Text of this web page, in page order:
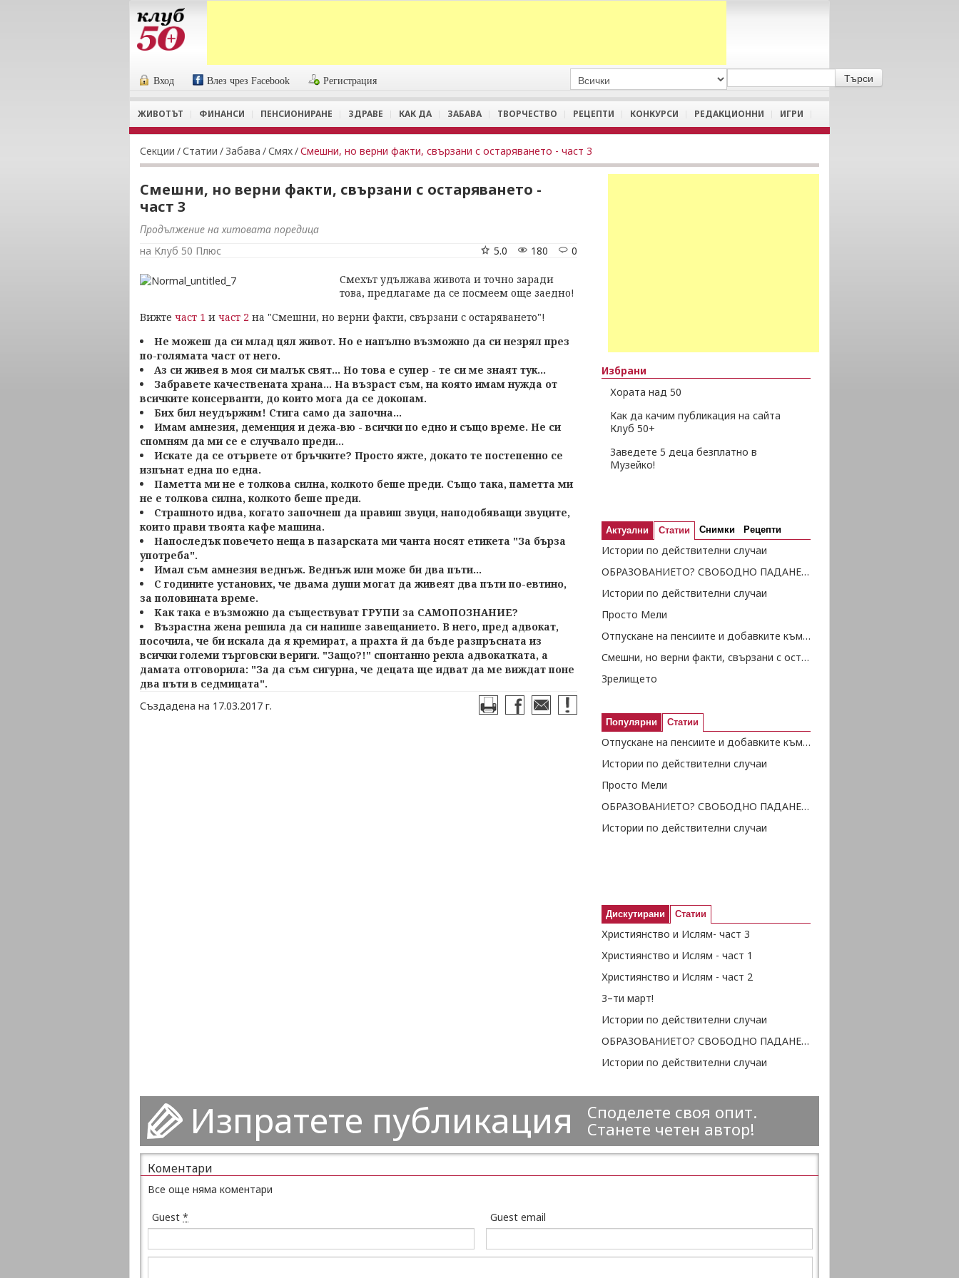
Вход Влез чрез Facebook Регистрация
ЖИВОТЪТ ФИНАНСИ ПЕНСИОНИРАНЕ ЗДРАВЕ КАК ДА ЗАБАВА ТВОРЧЕСТВО РЕЦЕПТИ КОНКУРСИ РЕДАКЦИОННИ ИГРИ
Секции /Статии / Забава /Смях/Смешни, но верни факти, свързани с остаряването - част 3
Смешни, но верни факти, свързани с остаряването -
част 3
Продължение на хитовата поредица
на Клуб 50 Плюс
0
180
5.0
Смехът удължава живота и точно заради
това, предлагаме да се посмеем още заедно!
Вижте част 1 и част 2 на "Смешни, но верни факти, свързани с остаряването"!
Не можеш да си млад цял живот. Но е напълно възможно да си незрял през
по-голямата част от него.
Аз си живея в моя си малък свят... Но това е супер - те си ме знаят тук...
Забравете качествената храна... На възраст съм, на която имам нужда от
всичките консерванти, до които мога да се докопам.
Бих бил неудържим! Стига само да започна...
Имам амнезия, деменция и дежа-вю - всички по едно и също време. Не си
спомням да ми се е случвало преди...
Искате да се отървете от бръчките? Просто яжте, докато те постепенно се
изпънат една по една.
Паметта ми не е толкова силна, колкото беше преди. Също така, паметта ми
не е толкова силна, колкото беше преди.
Страшното идва, когато започнеш да правиш звуци, наподобяващи звуците,
които прави твоята кафе машина.
Напоследък повечето неща в пазарската ми чанта носят етикета "За бърза
употреба".
Имал съм амнезия веднъж. Веднъж или може би два пъти...
С годините установих, че двама души могат да живеят два пъти по-евтино,
за половината време.
Как така е възможно да съществуват ГРУПИ за САМОПОЗНАНИЕ?
Възрастна жена решила да си напише завещанието. В него, пред адвокат,
посочила, че би искала да я кремират, а прахта й да бъде разпръсната из
всички големи търговски вериги. "Защо?!" спонтанно рекла адвокатката, а
дамата отговорила: "За да съм сигурна, че децата ще идват да ме виждат поне
два пъти в седмицата".
Създадена на 17.03.2017 г.
Избрани
Хората над 50
Как да качим публикация на сайта
Клуб 50+
Заведете 5 деца безплатно в
Музейко!
Актуални Статии Снимки Рецепти
Истории по действителни случаи
ОБРАЗОВАНИЕТО? СВОБОДНО ПАДАНЕ В ПРОПАСТТА...
Истории по действителни случаи
Просто Мели
Отпускане на пенсиите и добавките към тях
Смешни, но верни факти, свързани с остаряването - част 3
Зрелището
Популярни Статии
Отпускане на пенсиите и добавките към тях
Истории по действителни случаи
Просто Мели
ОБРАЗОВАНИЕТО? СВОБОДНО ПАДАНЕ В ПРОПАСТТА...
Истории по действителни случаи
Дискутирани Статии
Християнство и Ислям- част 3
Християнство и Ислям - част 1
Християнство и Ислям - част 2
3–ти март!
Истории по действителни случаи
ОБРАЗОВАНИЕТО? СВОБОДНО ПАДАНЕ В ПРОПАСТТА...
Истории по действителни случаи
Изпратете публикация
Споделете своя опит.
Станете четен автор!
Коментари
Все още няма коментари
Guest * Guest email